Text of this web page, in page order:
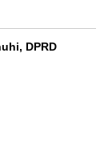
DPRD